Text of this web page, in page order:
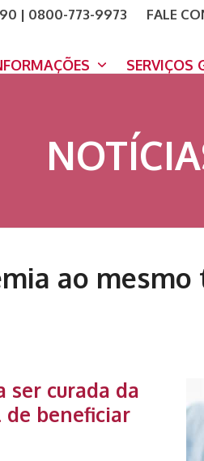
| 0800-773-9973 FALE
SERVIÇOS
ao mesmo
ser curada da
beneficiar